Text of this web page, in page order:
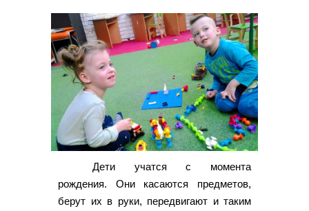
Дети учатся с момента
рождения. Они касаются предметов,
берут их в руки, передвигают и таким